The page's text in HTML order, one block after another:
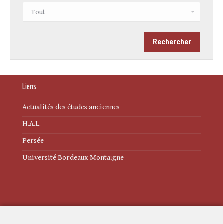
Liens
Actualités des études anciennes
H.A.L.
Persée
Université Bordeaux Montaigne